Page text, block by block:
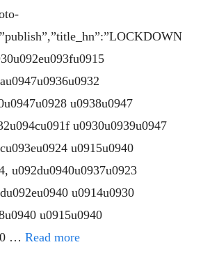
u0938u0947
u0930u0939u0947
u0915u0940
u092du0940u0937u0923
u0914u0930
u0915u0940
… Read more